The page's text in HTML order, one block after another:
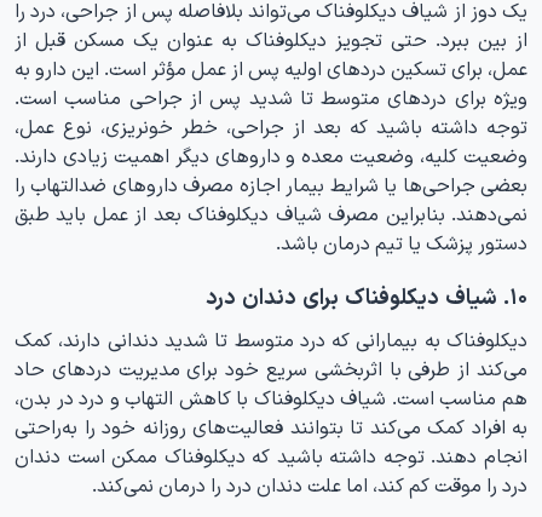
یک دوز از شیاف دیکلوفناک می‌تواند بلافاصله پس از جراحی، درد را
از بین ببرد. حتی تجویز دیکلوفناک به عنوان یک مسکن قبل از
عمل، برای تسکین دردهای اولیه پس از عمل مؤثر است. این دارو به
ویژه برای دردهای متوسط تا شدید پس از جراحی مناسب است.
توجه داشته باشید که بعد از جراحی، خطر خونریزی، نوع عمل،
وضعیت کلیه، وضعیت معده و داروهای دیگر اهمیت زیادی دارند.
بعضی جراحی‌ها یا شرایط بیمار اجازه مصرف داروهای ضدالتهاب را
نمی‌دهند. بنابراین مصرف شیاف دیکلوفناک بعد از عمل باید طبق
دستور پزشک یا تیم درمان باشد.
۱۰. شیاف دیکلوفناک برای دندان درد
دیکلوفناک به بیمارانی که درد متوسط تا شدید دندانی دارند، کمک
می‌کند از طرفی با اثربخشی سریع خود برای مدیریت دردهای حاد
هم مناسب است. شیاف دیکلوفناک با کاهش التهاب و درد در بدن،
به افراد کمک می‌کند تا بتوانند فعالیت‌های روزانه خود را به‌راحتی
انجام دهند. توجه داشته باشید که دیکلوفناک ممکن است دندان
درد را موقت کم کند، اما علت دندان درد را درمان نمی‌کند.